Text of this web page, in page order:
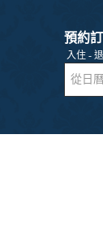
預約
入住 -
從日